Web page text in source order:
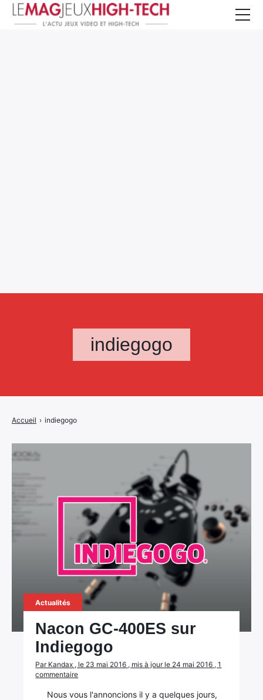
indiegogo
Accueil › indiegogo
Actualités
Nacon GC-400ES sur
Indiegogo
Par Kandax , le 23 mai 2016 , mis à jour le 24 mai 2016 , 1
commentaire
Nous vous l'annoncions il y a quelques jours,